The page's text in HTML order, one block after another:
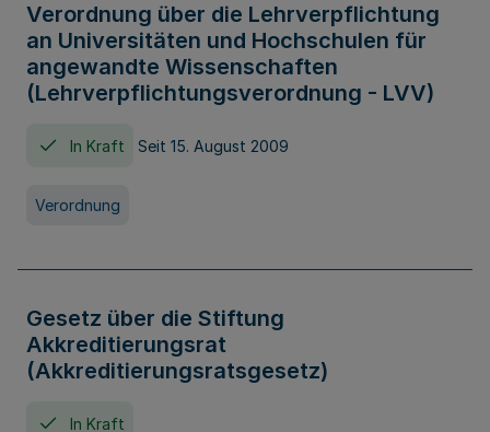
Verordnung über die Lehrverpflichtung
an Universitäten und Hochschulen für
angewandte Wissenschaften
(Lehrverpflichtungsverordnung - LVV)
In Kraft Seit 15. August 2009
Verordnung
Gesetz über die Stiftung
Akkreditierungsrat
(Akkreditierungsratsgesetz)
In Kraft